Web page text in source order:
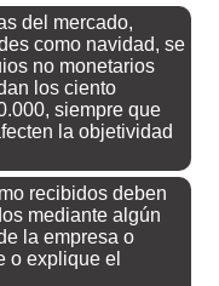
del mercado,
como navidad, se
no monetarios
los ciento
siempre que
la objetividad
recibidos deben
mediante algún
la empresa o
o explique el